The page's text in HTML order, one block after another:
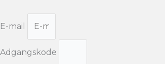
E-mail
Adgangskode